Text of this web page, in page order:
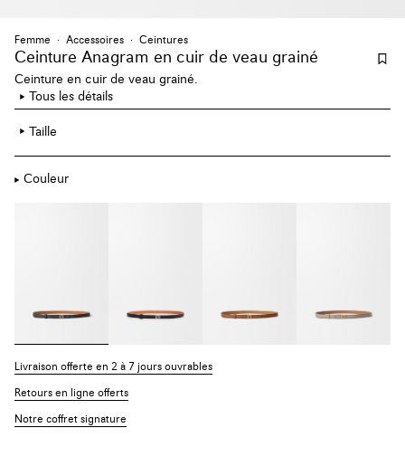
Femme Accessoires Ceintures
Ceinture Anagram en cuir de veau grainé
Ceinture en cuir de veau grainé.
Tous les détails
Taille
Couleur
Livraison offerte en 2 à 7 jours ouvrables
Retours en ligne offerts
Notre coffret signature